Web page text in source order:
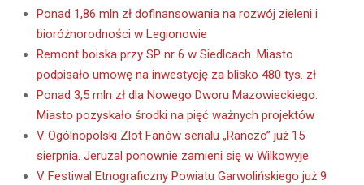
Ponad 1,86 mln zł dofinansowania na rozwój zieleni i
bioróżnorodności w Legionowie
Remont boiska przy SP nr 6 w Siedlcach. Miasto
podpisało umowę na inwestycję za blisko 480 tys. zł
Ponad 3,5 mln zł dla Nowego Dworu Mazowieckiego.
Miasto pozyskało środki na pięć ważnych projektów
V Ogólnopolski Zlot Fanów serialu „Ranczo” już 15
sierpnia. Jeruzal ponownie zamieni się w Wilkowyje
V Festiwal Etnograficzny Powiatu Garwolińskiego już 9